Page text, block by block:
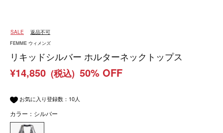
SALE 返品不可
FEMME ウィメンズ
リキッドシルバー ホルターネックトップス
¥14,850 (税込) 50% OFF
お気に入り登録数： 10人
カラー：シルバー